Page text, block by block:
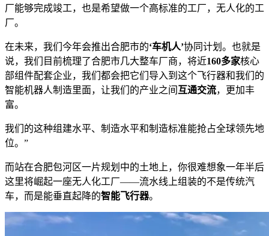
厂能够完成竣工，也是希望做一个高标准的工厂，无人化的工
厂。
在未来，我们今年会推出合肥市的‘车机人’协同计划。也就是
说，我们目前梳理了合肥市几大整车厂商，将近160多家核心
部组件配套企业，我们都会把它们导入到这个飞行器和我们的
智能机器人制造里面，让我们的产业之间 互通交流，更加丰
富。
我们的这种组建水平、制造水平和制造标准能抢占全球领先地
位。”
而站在合肥包河区一片规划中的土地上，你很难想象一年半后
这里将崛起一座无人化工厂——流水线上组装的不是传统汽
车，而是能垂直起降的智能飞行器。